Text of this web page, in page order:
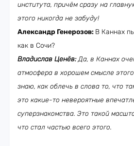
института, причём сразу на
этого никогда не забуду!
Александр Генерозов: В Каннах
как в Сочи?
Владислав Ценёв:Да, в Каннах
атмосфера в хорошем смысле
знаю, как облечь в слова то, что
это какие-то невероятные
суперзнакомства. Это такой
что стал частью всего этого.